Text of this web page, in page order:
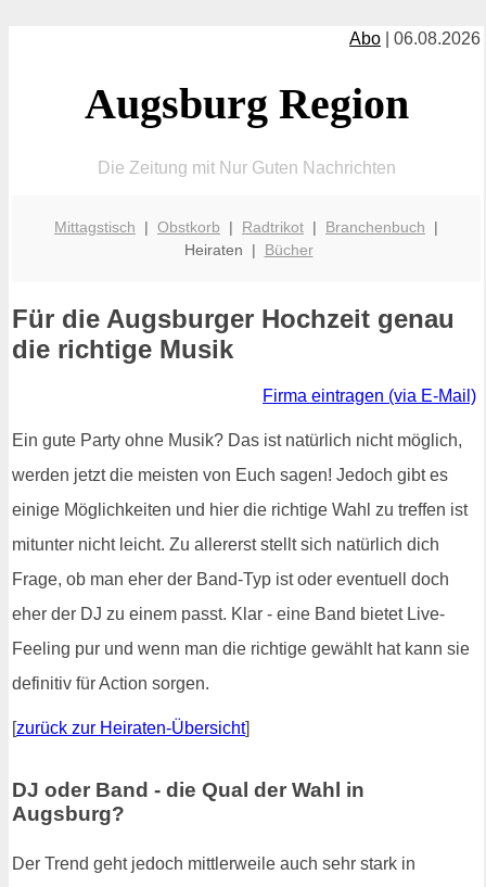
Abo | 06.08.2026
Augsburg Region
Die Zeitung mit Nur Guten Nachrichten
Mittagstisch | Obstkorb | Radtrikot | Branchenbuch |
Heiraten | Bücher
Für die Augsburger Hochzeit genau
die richtige Musik
Firma eintragen (via E-Mail)
Ein gute Party ohne Musik? Das ist natürlich nicht möglich,
werden jetzt die meisten von Euch sagen! Jedoch gibt es
einige Möglichkeiten und hier die richtige Wahl zu treffen ist
mitunter nicht leicht. Zu allererst stellt sich natürlich dich
Frage, ob man eher der Band-Typ ist oder eventuell doch
eher der DJ zu einem passt. Klar - eine Band bietet Live-
Feeling pur und wenn man die richtige gewählt hat kann sie
definitiv für Action sorgen.
[zurück zur Heiraten-Übersicht]
DJ oder Band - die Qual der Wahl in
Augsburg?
Der Trend geht jedoch mittlerweile auch sehr stark in